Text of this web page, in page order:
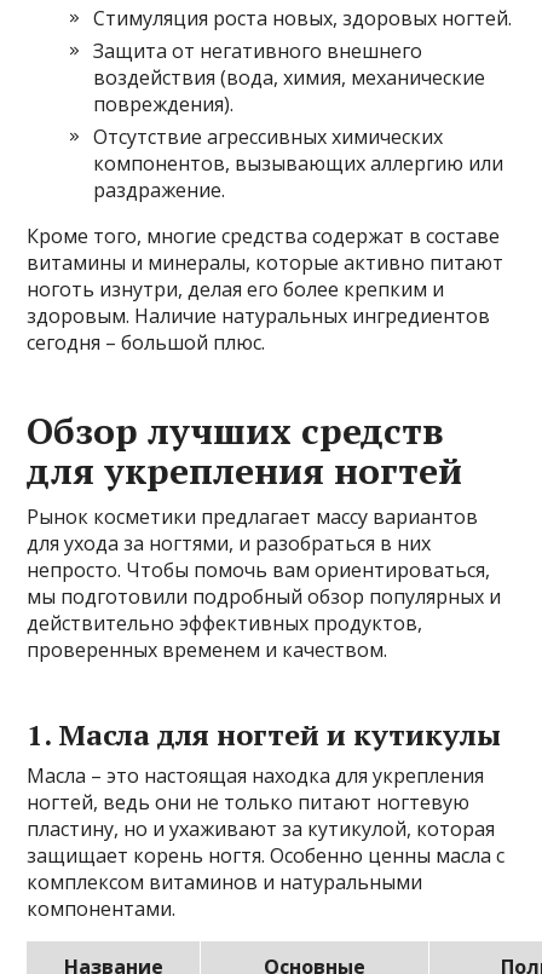
Стимуляция роста новых, здоровых ногтей.
Защита от негативного внешнего
воздействия (вода, химия, механические
повреждения).
Отсутствие агрессивных химических
компонентов, вызывающих аллергию или
раздражение.
Кроме того, многие средства содержат в составе
витамины и минералы, которые активно питают
ноготь изнутри, делая его более крепким и
здоровым. Наличие натуральных ингредиентов
сегодня – большой плюс.
Обзор лучших средств
для укрепления ногтей
Рынок косметики предлагает массу вариантов
для ухода за ногтями, и разобраться в них
непросто. Чтобы помочь вам ориентироваться,
мы подготовили подробный обзор популярных и
действительно эффективных продуктов,
проверенных временем и качеством.
1. Масла для ногтей и кутикулы
Масла – это настоящая находка для укрепления
ногтей, ведь они не только питают ногтевую
пластину, но и ухаживают за кутикулой, которая
защищает корень ногтя. Особенно ценны масла с
комплексом витаминов и натуральными
компонентами.
Название Основные